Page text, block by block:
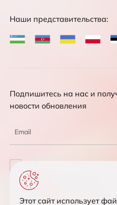
Наши представительства:
Подпишитесь на нас и
новости обновления
Отправить запрос
Этот сайт использует